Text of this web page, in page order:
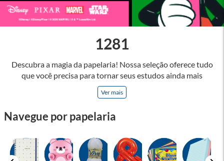
Descubra a magia da papelaria! Nossa seleção oferece tudo
que você precisa para tornar seus estudos ainda mais
inspiradores e produtos que tornarão sua rotina profissional
mais eficiente e agradável. Abrace a arte de escrever,
cores, ideias e possibilidades. Tenha certeza, temos a
encantadora! Seja para estudantes em busca do material
perfeito para suas aulas, profissionais que buscam organizar
Ver mais
1281
Navegue por papelaria